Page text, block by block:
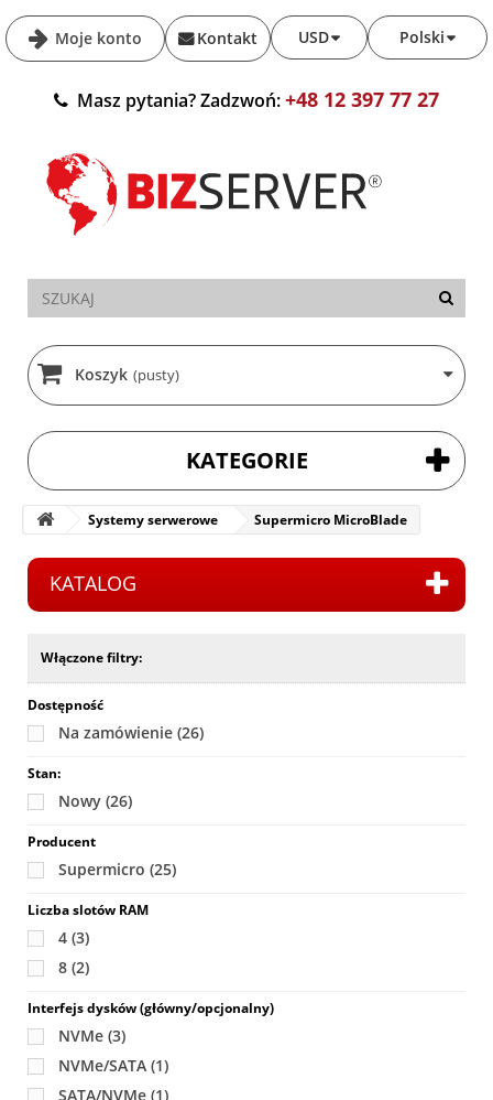
Moje konto Polski
USD
Kontakt
Masz pytania? Zadzwoń:+48 12 397 77 27
Koszyk (pusty)
KATEGORIE
Systemy serwerowe Supermicro MicroBlade
KATALOG
Włączone filtry:
Dostępność
Na zamówienie (26)
Stan:
Nowy (26)
Producent
Supermicro (25)
Liczba slotów RAM
4 (3)
8 (2)
Interfejs dysków (główny/opcjonalny)
NVMe (3)
NVMe/SATA (1)
SATA/NVMe (1)